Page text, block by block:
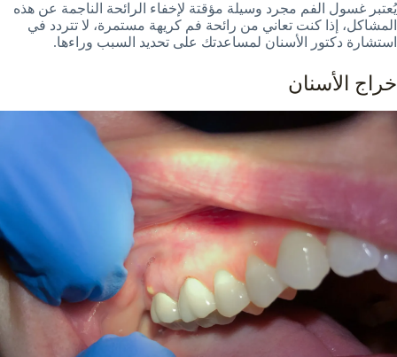
يُعتبر غسول الفم مجرد وسيلة مؤقتة لإخفاء الرائحة الناجمة عن هذه
المشاكل، إذا كنت تعاني من رائحة فم كريهة مستمرة، لا تتردد في
استشارة دكتور الأسنان لمساعدتك على تحديد السبب وراءها.
خراج الأسنان